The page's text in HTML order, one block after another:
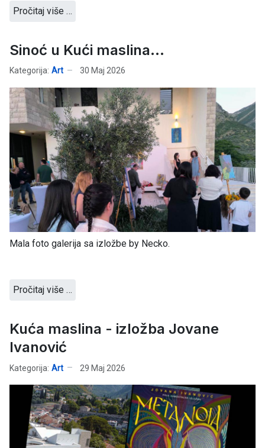
Pročitaj više …
Sinoć u Kući maslina...
Kategorija: Art 30 Maj 2026
Mala foto galerija sa izložbe by Necko.
Pročitaj više …
Kuća maslina - izložba Jovane
Ivanović
Kategorija: Art 29 Maj 2026